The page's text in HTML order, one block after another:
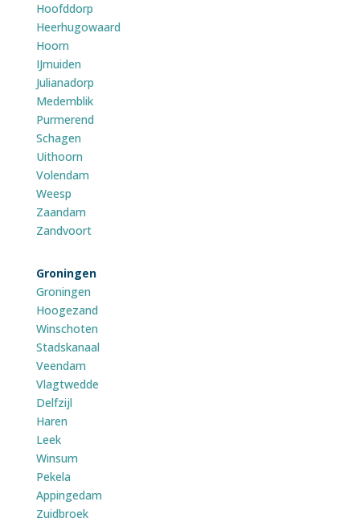
Hoofddorp
Heerhugowaard
Hoorn
IJmuiden
Julianadorp
Medemblik
Purmerend
Schagen
Uithoorn
Volendam
Weesp
Zaandam
Zandvoort
Groningen
Groningen
Hoogezand
Winschoten
Stadskanaal
Veendam
Vlagtwedde
Delfzijl
Haren
Leek
Winsum
Pekela
Appingedam
Zuidbroek